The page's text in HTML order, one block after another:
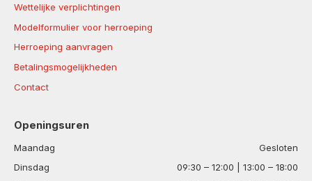
Wettelijke verplichtingen
Modelformulier voor herroeping
Herroeping aanvragen
Betalingsmogelijkheden
Contact
Openingsuren
Maandag
Gesloten
Dinsdag
09:30 – 12:00 | 13:00 – 18:00